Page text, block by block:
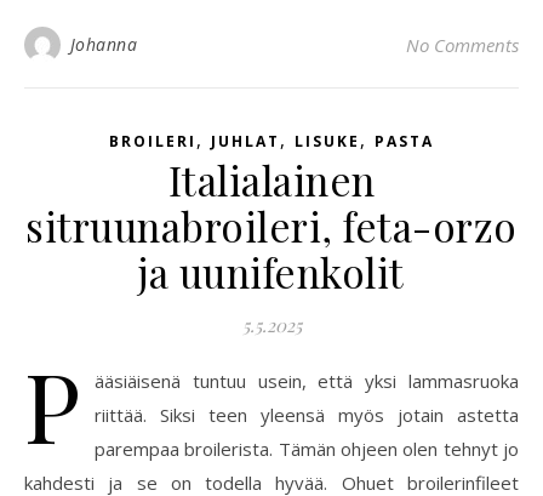
Johanna No Comments
BROILERI , JUHLAT , LISUKE , PASTA
Italialainen
sitruunabroileri, feta-orzo
ja uunifenkolit
5.5.2025
P
ääsiäisenä tuntuu usein, että yksi lammasruoka
riittää. Siksi teen yleensä myös jotain astetta
parempaa broilerista. Tämän ohjeen olen tehnyt jo
kahdesti ja se on todella hyvää. Ohuet broilerinfileet